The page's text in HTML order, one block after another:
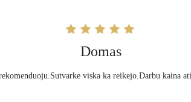
Domas
viska ka reikejo.Darbu kaina